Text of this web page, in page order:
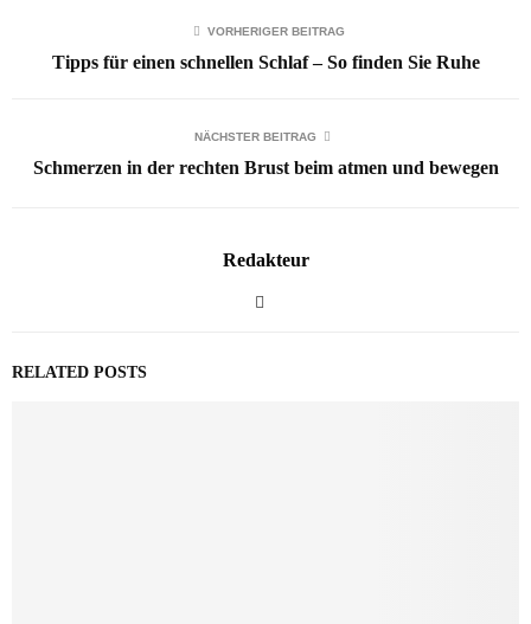
VORHERIGER BEITRAG
Tipps für einen schnellen Schlaf – So finden Sie Ruhe
NÄCHSTER BEITRAG
Schmerzen in der rechten Brust beim atmen und bewegen
Redakteur
RELATED POSTS